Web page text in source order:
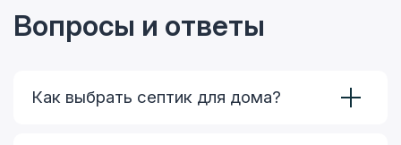
Вопросы и ответы
Как выбрать септик для дома?